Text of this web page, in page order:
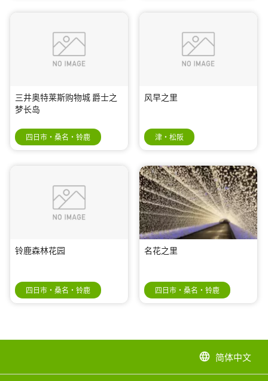
三井奥特莱斯购物城 爵士之
梦长岛
四日市・桑名・铃鹿
风早之里
津・松阪
铃鹿森林花园
四日市・桑名・铃鹿
名花之里
四日市・桑名・铃鹿
language 简体中文